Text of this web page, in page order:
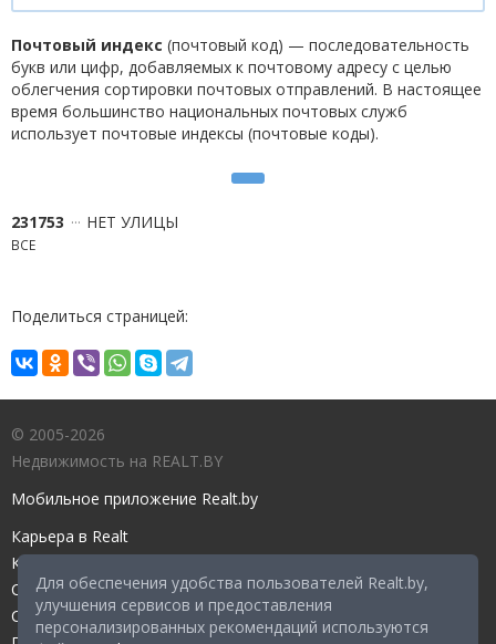
Для обеспечения удобства пользователей Realt.by,
улучшения сервисов и предоставления
персонализированных рекомендаций используются
Почтовый индекс (почтовый код) — последовательность
букв или цифр, добавляемых к почтовому адресу с целью
облегчения сортировки почтовых отправлений. В настоящее
время большинство национальных почтовых служб
использует почтовые индексы (почтовые коды).
231753 НЕТ УЛИЦЫ
ВСЕ
Поделиться страницей:
© 2005-2026
Недвижимость на REALT.BY
Мобильное приложение Realt.by
Карьера в Realt
Контакты редакции
Справочный центр
Служба поддержки